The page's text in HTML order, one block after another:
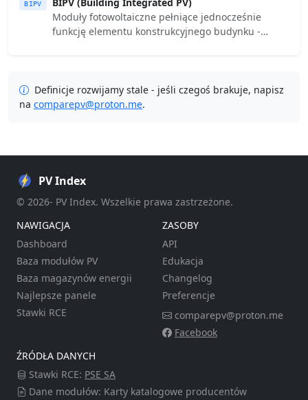
BIPV
Moduły fotowoltaiczne pełniące jednocześnie
funkcję elementu konstrukcyjnego budynku -
Definicje rozwijamy stale - jeśli czegoś brakuje, napisz
na comparepv@proton.me.
PV Index
© 2026- PV Index. Wszelkie prawa zastrzeżone.
NAWIGACJA
Dashboard
Baza modułów PV
Baza magazynów energii
Najlepsze panele
Stawki RCE
ZASOBY
API
Edukacja
Changelog
Preferencje
comparepv@proton.me
Facebook
ŹRÓDŁA DANYCH
Stawki RCE: PSE SA
Dane modułów: Karty katalogowe producentów